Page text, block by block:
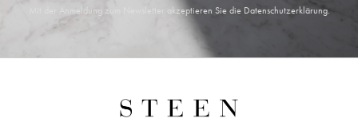
Mit der Anmeldung zum Newsletter akzeptieren Sie die Datenschutzerklärung.